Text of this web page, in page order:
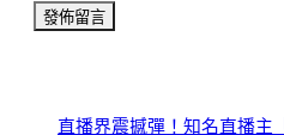
直播界震撼彈！知名直播主